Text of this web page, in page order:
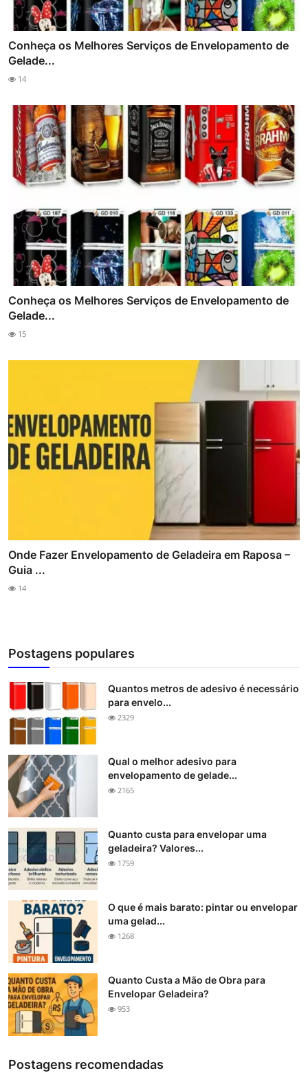
Conheça os Melhores Serviços de Envelopamento de
Gelade...
14
Conheça os Melhores Serviços de Envelopamento de
Gelade...
15
Onde Fazer Envelopamento de Geladeira em Raposa –
Guia ...
14
Postagens populares
Quantos metros de adesivo é necessário
para envelo...
2329
Qual o melhor adesivo para
envelopamento de gelade...
2165
Quanto custa para envelopar uma
geladeira? Valores...
1759
O que é mais barato: pintar ou envelopar
uma gelad...
1268
Quanto Custa a Mão de Obra para
Envelopar Geladeira?
953
Postagens recomendadas